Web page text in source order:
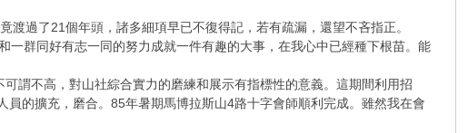
過了21個年頭，諸多細項早已不復得記，若有疏漏，還望不吝指正。
群同好有志一同的努力成就一件有趣的大事，在我心中已經種下根苗。能
謂不高，對山社綜合實力的磨練和展示有指標性的意義。這期間利用招
的擴充，磨合。85年暑期馬博拉斯山4路十字會師順利完成。雖然我在會